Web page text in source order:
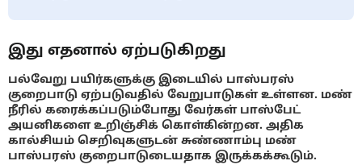
இது எதனால் ஏற்படுகிறது
பல்வேறு பயிர்களுக்கு இடையில் பாஸ்பரஸ்
குறைபாடு ஏற்படுவதில் வேறுபாடுகள் உள்ளன. மண்
நீரில் கரைக்கப்படும்போது வேர்கள் பாஸ்பேட்
அயனிகளை உறிஞ்சிக் கொள்கின்றன. அதிக
கால்சியம் செறிவுகளுடன் சுண்ணாம்பு மண்
பாஸ்பரஸ் குறைபாடுடையதாக இருக்கக்கூடும்.